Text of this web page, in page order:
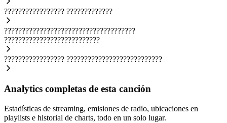
????????????????? ?????????????
?????????????????????????????????????
???????????????????????????
????????????????? ???????????????????????????
Analytics completas de esta canción
Estadísticas de streaming, emisiones de radio, ubicaciones en
playlists e historial de charts, todo en un solo lugar.